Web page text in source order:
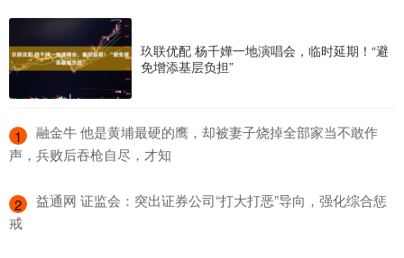
玖联优配 杨千嬅一地演唱会，临时延期！“避
免增添基层负担”
1
​融金牛 他是黄埔最硬的鹰，却被妻子烧掉全部家当不敢作
声，兵败后吞枪自尽，才知
2
​益通网 证监会：突出证券公司“打大打恶”导向，强化综合惩
戒